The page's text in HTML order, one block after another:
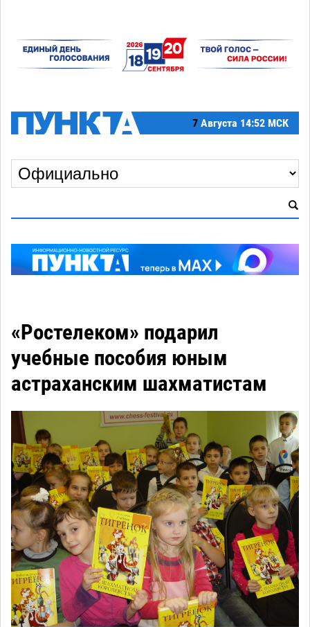
7 Августа 14:52 МСК
«Ростелеком» подарил
учебные пособия юным
астраханским шахматистам